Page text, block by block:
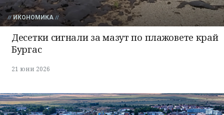
ИКОНОМИКА
Десетки сигнали за мазут по плажовете край
Бургас
21 юни 2026